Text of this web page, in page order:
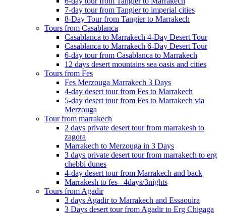
7-day tour from Tangier to imperial cities
8-Day Tour from Tangier to Marrakech
Tours from Casablanca
Casablanca to Marrakech 4-Day Desert Tour
Casablanca to Marrakech 6-Day Desert Tour
6-day tour from Casablanca to Marrakech
12 days desert mountains sea oasis and cities
Tours from Fes
Fes Merzouga Marrakech 3 Days
4-day desert tour from Fes to Marrakech
5-day desert tour from Fes to Marrakech via
Merzouga
Tour from marrakech
2 days private desert tour from marrakesh to
zagora
Marrakech to Merzouga in 3 Days
3 days private desert tour from marrakech to erg
chebbi dunes
4-day desert tour from Marrakech and back
Marrakesh to fes– 4days/3nights
Tours from Agadir
3 days Agadir to Marrakech and Essaouira
3 Days desert tour from Agadir to Erg Chigaga